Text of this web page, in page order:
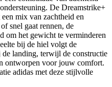
De Dreamstrike+
mix van zachtheid en
snel gaat rennen, de
het gewicht te verminderen
bij de hiel volgt de
landing, terwijl de constructie
ontworpen voor jouw comfort.
adidas met deze stijlvolle